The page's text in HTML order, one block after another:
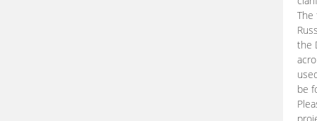
The
the
be